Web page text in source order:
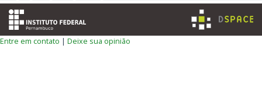
Entre em contato | Deixe sua opinião